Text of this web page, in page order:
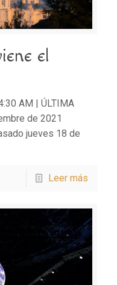
el
AM | ÚLTIMA
de 2021
jueves 18 de
Leer más